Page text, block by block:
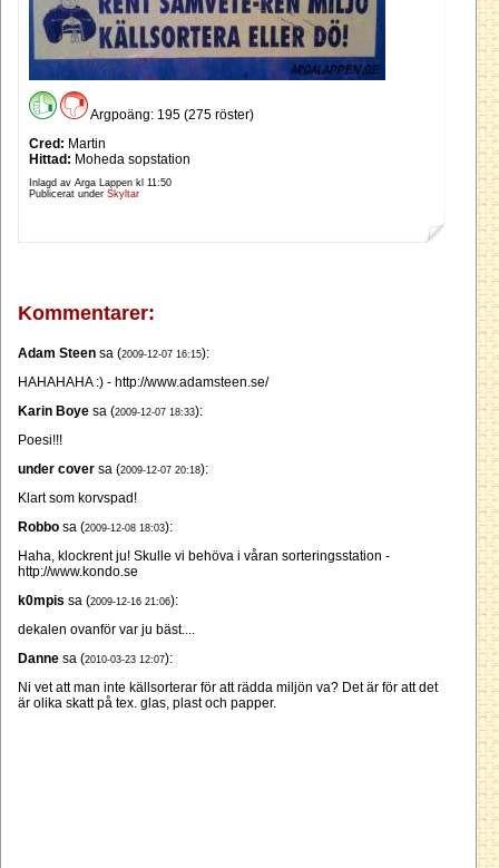
Argpoäng: 195 (275 röster)
Cred: Martin
Hittad: Moheda sopstation
Inlagd av Arga Lappen kl 11:50
Publicerat under Skyltar
Kommentarer:
Adam Steen sa (2009-12-07 16:15):
HAHAHAHA :) - http://www.adamsteen.se/
Karin Boye sa (2009-12-07 18:33):
Poesi!!!
under cover sa (2009-12-07 20:18):
Klart som korvspad!
Robbo sa (2009-12-08 18:03):
Haha, klockrent ju! Skulle vi behöva i våran sorteringsstation -
http://www.kondo.se
k0mpis sa (2009-12-16 21:06):
dekalen ovanför var ju bäst....
Danne sa (2010-03-23 12:07):
Ni vet att man inte källsorterar för att rädda miljön va? Det är för att det
är olika skatt på tex. glas, plast och papper.